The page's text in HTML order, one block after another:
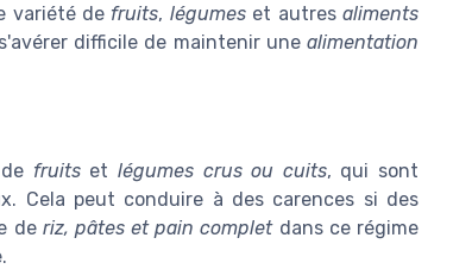
variété de fruits, légumeset autresaliments
difficile de maintenir unealimentation
fruitset légumes crus ou cuits, qui sont
Cela peut conduire à des carences si des
de riz, pâtes et pain completdans ce régime